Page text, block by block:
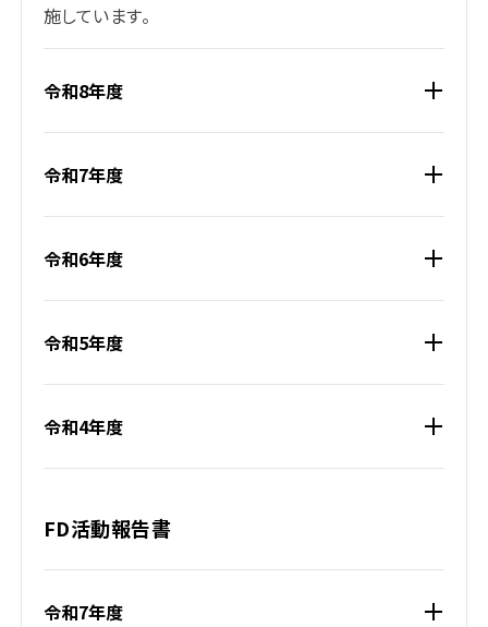
施しています。
令和8年度
令和7年度
令和6年度
令和5年度
令和4年度
FD活動報告書
令和7年度